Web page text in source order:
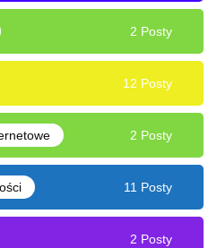
2 Posty
12 Posty
2 Posty
11 Posty
2 Posty